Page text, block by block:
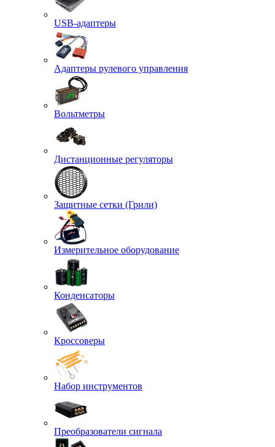
USB-адаптеры
Адаптеры рулевого управления
Вольтметры
Дистанционные регуляторы
Защитные сетки (Грили)
Измерительное оборудование
Конденсаторы
Кроссоверы
Набор инструментов
Преобразователи сигнала